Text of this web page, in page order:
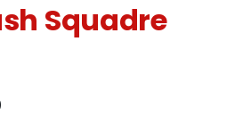
Squadre